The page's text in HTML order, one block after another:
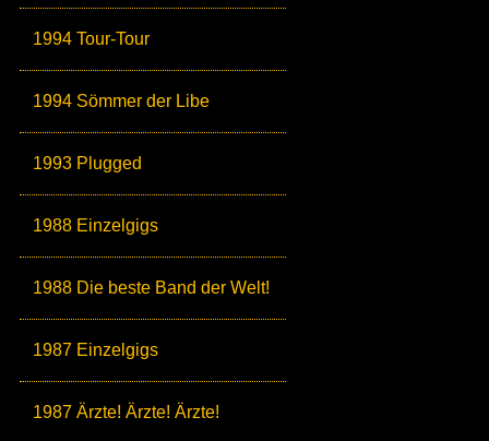
1994 Tour-Tour
1994 Sömmer der Libe
1993 Plugged
1988 Einzelgigs
1988 Die beste Band der Welt!
1987 Einzelgigs
1987 Ärzte! Ärzte! Ärzte!